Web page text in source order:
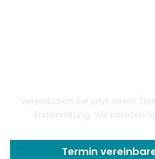
Vereinbaren Sie jetzt einen
Erstberatung. Wir beraten
Termin